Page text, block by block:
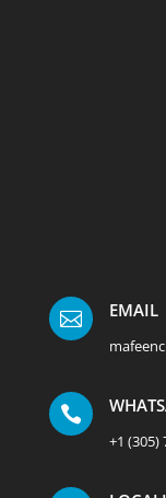
 EMAIL

+1 (305)